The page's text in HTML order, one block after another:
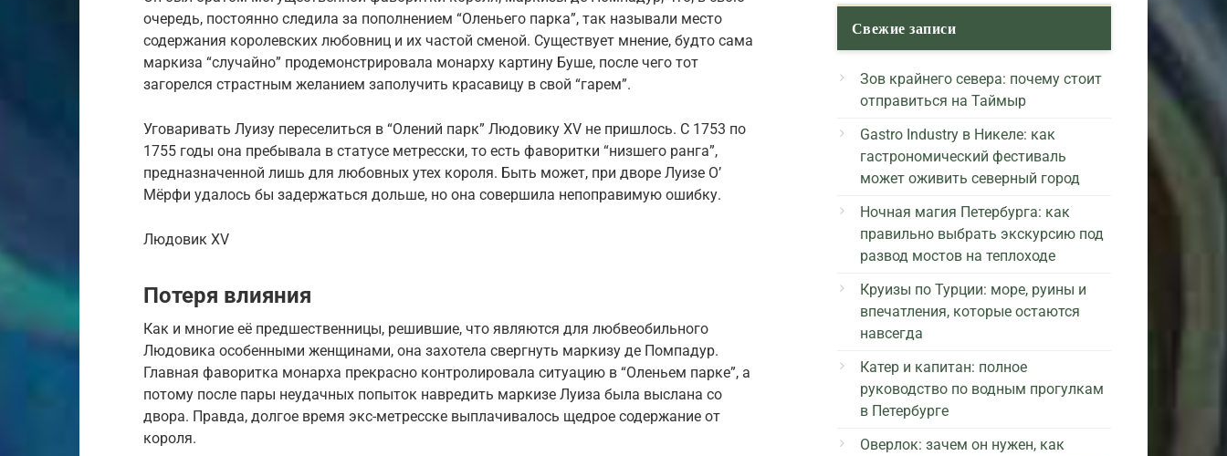
очередь, постоянно следила за пополнением “Оленьего парка”, так называли место
содержания королевских любовниц и их частой сменой. Существует мнение, будто сама
маркиза “случайно” продемонстрировала монарху картину Буше, после чего тот
загорелся страстным желанием заполучить красавицу в свой “гарем”.
Уговаривать Луизу переселиться в “Олений парк” Людовику XV не пришлось. С 1753 по
1755 годы она пребывала в статусе метресски, то есть фаворитки “низшего ранга”,
предназначенной лишь для любовных утех короля. Быть может, при дворе Луизе О’
Мёрфи удалось бы задержаться дольше, но она совершила непоправимую ошибку.
Людовик XV
Потеря влияния
Как и многие её предшественницы, решившие, что являются для любвеобильного
Людовика особенными женщинами, она захотела свергнуть маркизу де Помпадур.
Главная фаворитка монарха прекрасно контролировала ситуацию в “Оленьем парке”, а
потому после пары неудачных попыток навредить маркизе Луиза была выслана со
двора. Правда, долгое время экс-метресске выплачивалось щедрое содержание от
короля.
Свежие записи
Зов крайнего севера: почему стоит
отправиться на Таймыр
Gastro Industry в Никеле: как
гастрономический фестиваль
может оживить северный город
Ночная магия Петербурга: как
правильно выбрать экскурсию под
развод мостов на теплоходе
Круизы по Турции: море, руины и
впечатления, которые остаются
навсегда
Катер и капитан: полное
руководство по водным прогулкам
в Петербурге
Оверлок: зачем он нужен, как